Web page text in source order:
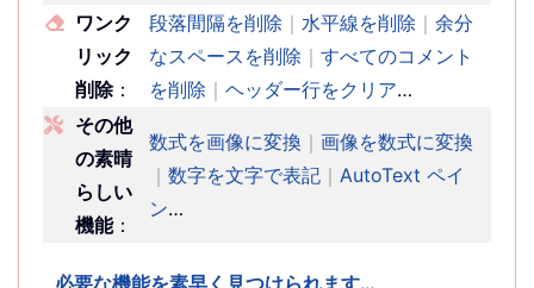
ワンク
リック
削除：
段落間隔を削除 ｜ 水平線を削除 ｜ 余分
なスペースを削除 ｜ すべてのコメント
を削除 ｜ ヘッダー行をクリア…
その他
の素晴
らしい
機能：
数式を画像に変換 ｜ 画像を数式に変換
｜ 数字を文字で表記 ｜ AutoText ペイ
ン…
必要な機能を素早く見つけられます…